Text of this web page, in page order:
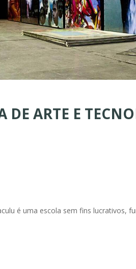
DE ARTE E
é uma escola sem fins lucrativos,